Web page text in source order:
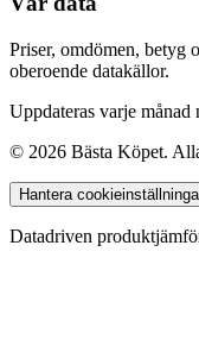
Priser, omdömen, betyg
oberoende datakällor.
Uppdateras varje månad
© 2026 Bästa Köpet.
Hantera
Datadriven